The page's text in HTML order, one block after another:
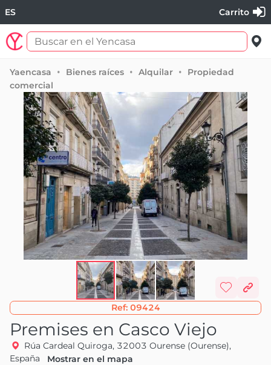
ES Carrito
Yaencasa Bienes raíces Alquilar
Propiedad
comercial
Ref: 09424
Premises en Casco Viejo
Rúa Cardeal Quiroga, 32003 Ourense (Ourense),
España
Mostrar en el mapa